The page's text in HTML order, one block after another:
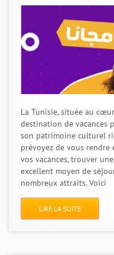
La Tunisie, située au
destination de vacances
son patrimoine culturel
prévoyez de vous
vos vacances, trouver
excellent moyen de
nombreux attraits. Voici
LIRE LA SUITE